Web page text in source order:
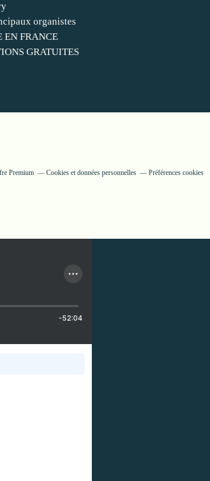
organistes
EN FRANCE
GRATUITES
Premium Cookies et données personnelles Préférences cookies
-52:04